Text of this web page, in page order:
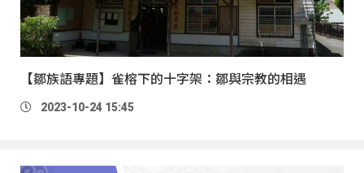
【鄒族語專題】雀榕下的十字架：鄒與宗教的相遇
2023-10-24 15:45